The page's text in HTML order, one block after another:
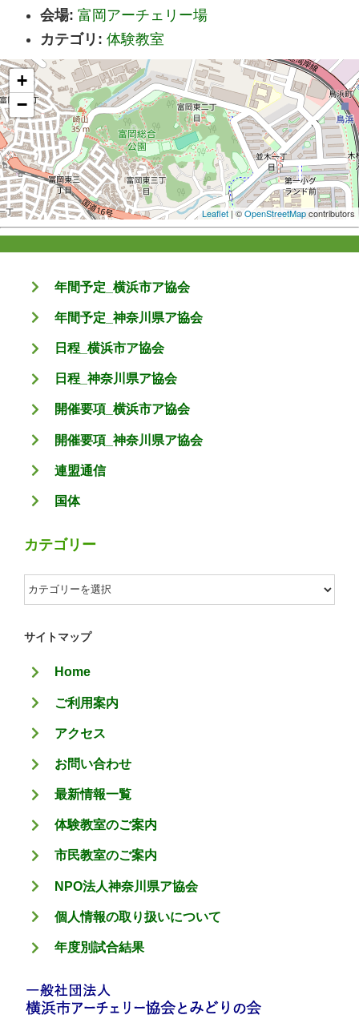
会場: 富岡アーチェリー場
カテゴリ: 体験教室
+
−
Leaflet | ©OpenStreetMapcontributors
年間予定_横浜市ア協会
年間予定_神奈川県ア協会
日程_横浜市ア協会
日程_神奈川県ア協会
開催要項_横浜市ア協会
開催要項_神奈川県ア協会
連盟通信
国体
カテゴリー
カ
テ
ゴ
ー
サイトマップ
Home
ご利用案内
アクセス
お問い合わせ
最新情報一覧
体験教室のご案内
市民教室のご案内
NPO法人神奈川県ア協会
個人情報の取り扱いについて
年度別試合結果